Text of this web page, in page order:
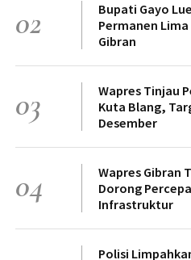
02
Bupati Gayo
Permanen
Gibran
03
Wapres Tinjau
Kuta Blang,
Desember
04
Wapres Gibran
Dorong
Infrastruktur
Polisi